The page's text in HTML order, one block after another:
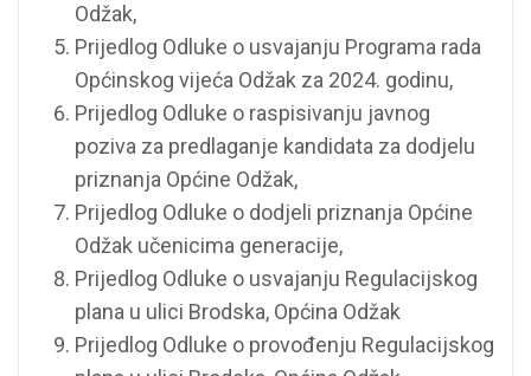
Odžak,
Prijedlog Odluke o usvajanju Programa rada
Općinskog vijeća Odžak za 2024. godinu,
Prijedlog Odluke o raspisivanju javnog
poziva za predlaganje kandidata za dodjelu
priznanja Općine Odžak,
Prijedlog Odluke o dodjeli priznanja Općine
Odžak učenicima generacije,
Prijedlog Odluke o usvajanju Regulacijskog
plana u ulici Brodska, Općina Odžak
Prijedlog Odluke o provođenju Regulacijskog